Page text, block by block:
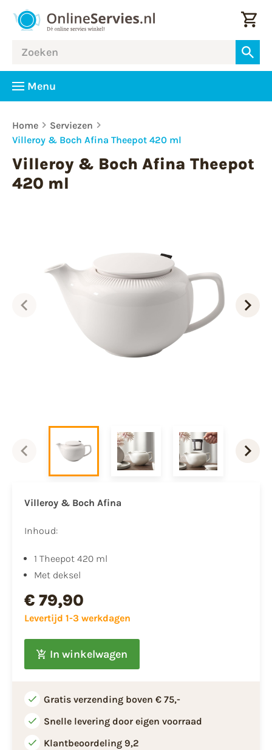
Menu
Home
Serviezen
Villeroy & Boch Afina Theepot 420 ml
Villeroy & Boch Afina Theepot
420 ml
Villeroy & Boch Afina
Inhoud:
1 Theepot 420 ml
Met deksel
€ 79,90
Levertijd 1-3 werkdagen
In winkelwagen
Gratis verzending boven € 75,-
Snelle levering door eigen voorraad
Klantbeoordeling 9,2